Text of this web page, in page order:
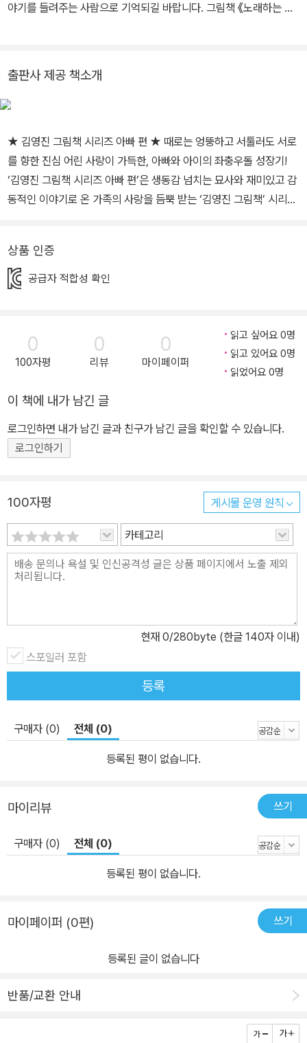
야기를 들려주는 사람으로 기억되길 바랍니다. 그림책 《노래하는 볼
점》, 《내 맘대로 편의점》, 《다 모여 편의점》 들을 쓰고 그렸습니다.
출판사 제공 책소개
★ 김영진 그림책 시리즈 아빠 편 ★ 때로는 엉뚱하고 서툴러도 서로
를 향한 진심 어린 사랑이 가득한, 아빠와 아이의 좌충우돌 성장기!
‘김영진 그림책 시리즈 아빠 편’은 생동감 넘치는 묘사와 재미있고 감
동적인 이야기로 온 가족의 사랑을 듬뿍 받는 ‘김영진 그림책’ 시리즈
빠는 회사에서 내 생각 해?》, 아빠가 아이에게 건네는 서툴지만 진실
한 고백을 담은 《미안하고 고맙고 사랑해》, 세상에서 가장 사랑하는
해?》, 조금 오래되고 낡아도 마음 속 깊이 간직되는 추억의 소중한을
다룬 이야기 《새 차 사는 날》, 함께라면 언제나 신나는 아빠와 아들의
유쾌한 하루 《야구장 가는 날》, 시간이 흘러도 변치 않고 연결되는 가
족의 사랑을 느낄 수 있는 《끝말잇기》 까지! 함께하는 시간 속에서 서
로의 추억과 감정을 공유하고 애정을 표현하는 그린이와 아빠의 모습
을 보며 함께 공감하며 웃고, 때로는 찡한 감동을 느낄 수 있을 것입니
다.
상품 인증
공급자 적합성 확인
0
100자평
0
리뷰
0
마이페이퍼
읽고 싶어요 0명
읽고 있어요 0명
읽었어요 0명
이 책에 내가 남긴 글
로그인하면 내가 남긴 글과 친구가 남긴 글을 확인할 수 있습니다.
로그인하기
100자평 게시물 운영 원칙
카테고리
현재 0/280byte (한글 140자 이내)
스포일러 포함
등록
구매자 (0) 전체 (0)
등록된 평이 없습니다.
마이리뷰 쓰기
구매자 (0) 전체 (0)
등록된 평이 없습니다.
마이페이퍼 (0편) 쓰기
등록된 글이 없습니다
반품/교환 안내